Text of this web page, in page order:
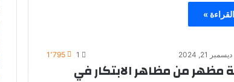
»
ديسمبر 21, 2024 1 1٬795
مظهر من مظاهر الابتكار في